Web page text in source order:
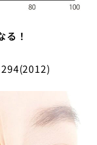
る！